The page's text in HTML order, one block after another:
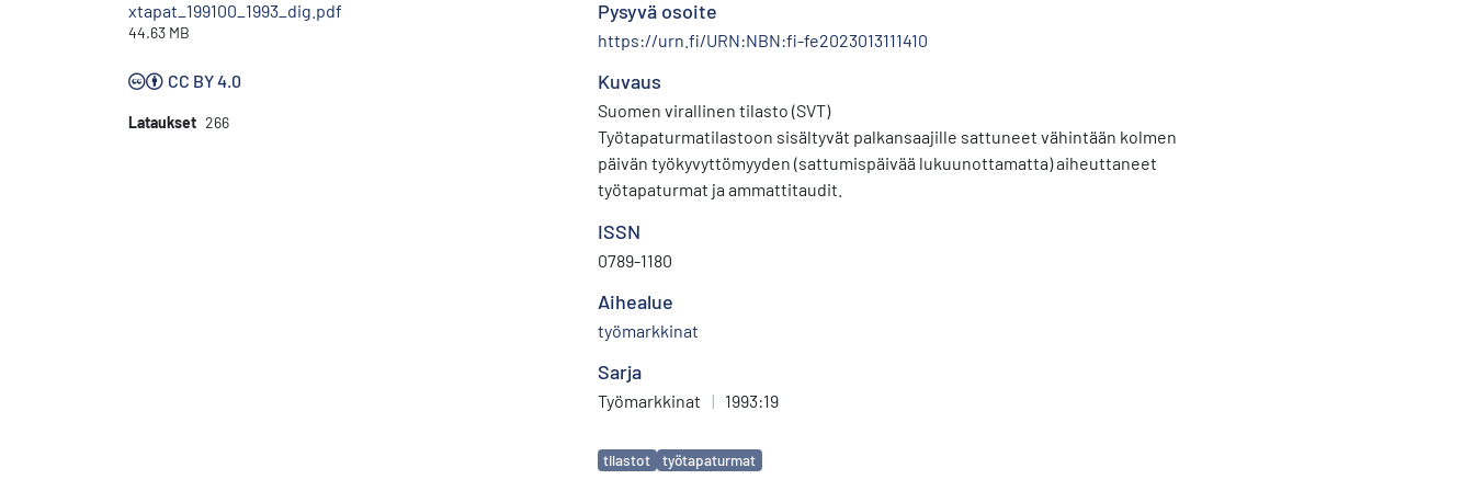
xtapat_199100_1993_dig.pdf
44.63 MB
CC BY 4.0
Lataukset 266
Pysyvä osoite
https://urn.fi/URN:NBN:fi-fe2023013111410
Kuvaus
Suomen virallinen tilasto (SVT)
Työtapaturmatilastoon sisältyvät palkansaajille sattuneet vähintään kolmen
päivän työkyvyttömyyden (sattumispäivää lukuunottamatta) aiheuttaneet
työtapaturmat ja ammattitaudit.
ISSN
0789-1180
Aihealue
työmarkkinat
Sarja
Työmarkkinat | 1993:19
Avainsanat
tilastot työtapaturmat